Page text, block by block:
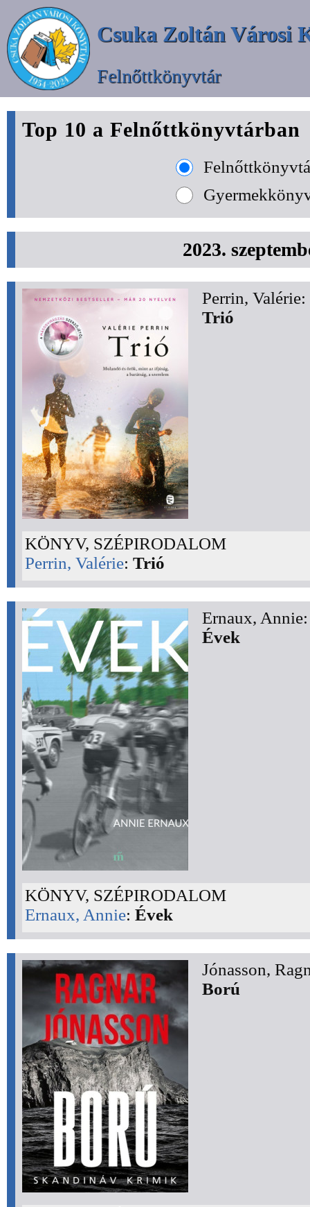
Csuka Zoltán Városi
Felnőttkönyvtár
Top 10 a Felnőttkönyvtárban
2023.
Perrin, Valérie:
Trió
KÖNYV, SZÉPIRODALOM
Perrin, Valérie: Trió
Ernaux, Annie:
Évek
KÖNYV, SZÉPIRODALOM
Ernaux, Annie: Évek
Jónasson,
Ború